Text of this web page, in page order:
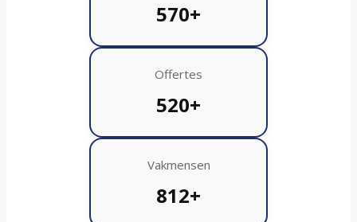
570+
Offertes
520+
Vakmensen
812+